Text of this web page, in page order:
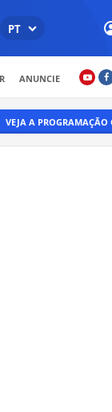
PT
ANUNCIE
VEJA A PROGRAMAÇÃO